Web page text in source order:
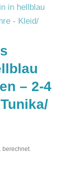
– 2-4
berechnet.